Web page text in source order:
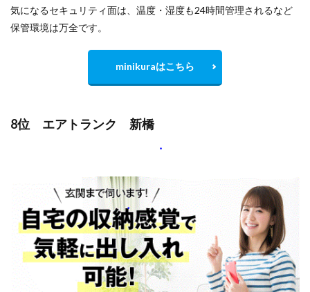
気になるセキュリティ面は、温度・湿度も24時間管理されるなど
保管環境は万全です。
minikuraはこちら
8位 エアトランク 新橋